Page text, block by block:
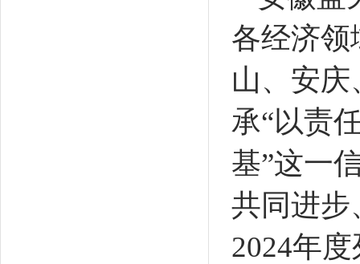
各经济领
山、安
承“以责
基”这一
共同进步
2024年度